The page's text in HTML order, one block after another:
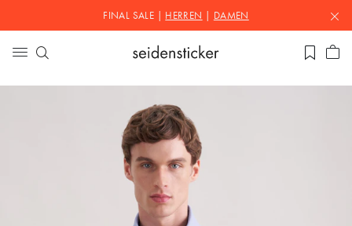
FINAL SALE | HERREN DAMEN